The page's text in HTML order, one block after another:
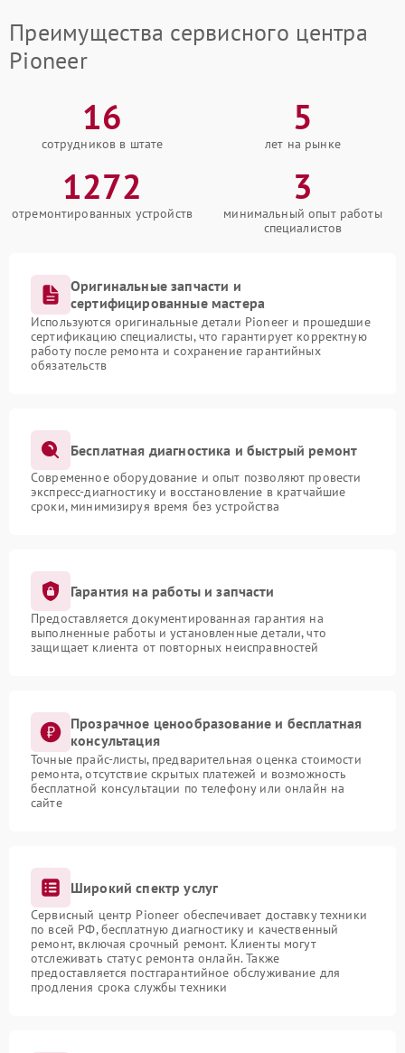
Преимущества сервисного центра
Pioneer
16
сотрудников в штате
5
лет на рынке
1272
отремонтированных устройств
3
минимальный опыт работы
специалистов
Оригинальные запчасти и
сертифицированные мастера
Используются оригинальные детали Pioneer и прошедшие
сертификацию специалисты, что гарантирует корректную
работу после ремонта и сохранение гарантийных
обязательств
Бесплатная диагностика и быстрый ремонт
Современное оборудование и опыт позволяют провести
экспресс-диагностику и восстановление в кратчайшие
сроки, минимизируя время без устройства
Гарантия на работы и запчасти
Предоставляется документированная гарантия на
выполненные работы и установленные детали, что
защищает клиента от повторных неисправностей
Прозрачное ценообразование и бесплатная
консультация
Точные прайс-листы, предварительная оценка стоимости
ремонта, отсутствие скрытых платежей и возможность
бесплатной консультации по телефону или онлайн на
сайте
Широкий спектр услуг
Сервисный центр Pioneer обеспечивает доставку техники
по всей РФ, бесплатную диагностику и качественный
ремонт, включая срочный ремонт. Клиенты могут
отслеживать статус ремонта онлайн. Также
предоставляется постгарантийное обслуживание для
продления срока службы техники